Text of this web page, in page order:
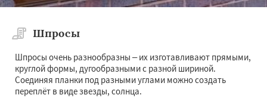
Шпросы
Шпросы очень разнообразны – их изготавливают прямыми,
круглой формы, дугообразными с разной шириной.
Соединяя планки под разными углами можно создать
переплёт в виде звезды, солнца.